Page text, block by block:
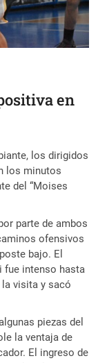
en
los dirigidos
los minutos
del “Moises
parte de ambos
ofensivos
bajo. El
fue intenso hasta
visita y sacó
piezas del
la ventaja de
El ingreso de